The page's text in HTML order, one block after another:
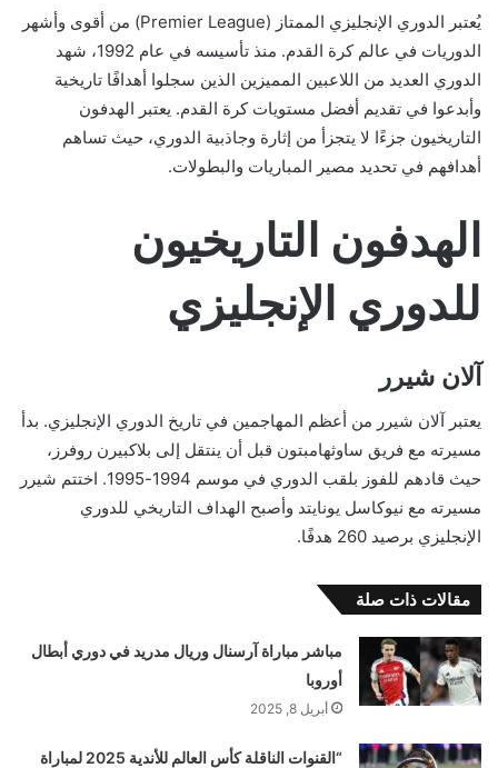
يُعتبر الدوري الإنجليزي الممتاز (Premier League) من أقوى وأشهر
الدوريات في عالم كرة القدم. منذ تأسيسه في عام 1992، شهد
الدوري العديد من اللاعبين المميزين الذين سجلوا أهدافًا تاريخية
وأبدعوا في تقديم أفضل مستويات كرة القدم. يعتبر الهدفون
التاريخيون جزءًا لا يتجزأ من إثارة وجاذبية الدوري، حيث تساهم
أهدافهم في تحديد مصير المباريات والبطولات.
الهدفون التاريخيون
للدوري الإنجليزي
آلان شيرر
يعتبر آلان شيرر من أعظم المهاجمين في تاريخ الدوري الإنجليزي. بدأ
مسيرته مع فريق ساوثهامبتون قبل أن ينتقل إلى بلاكبيرن روفرز،
حيث قادهم للفوز بلقب الدوري في موسم 1994-1995. اختتم شيرر
مسيرته مع نيوكاسل يونايتد وأصبح الهداف التاريخي للدوري
الإنجليزي برصيد 260 هدفًا.
مقالات ذات صلة
مباشر مباراة آرسنال وريال مدريد في دوري أبطال
أوروبا
أبريل 8, 2025
“القنوات الناقلة كأس العالم للأندية 2025 لمباراة